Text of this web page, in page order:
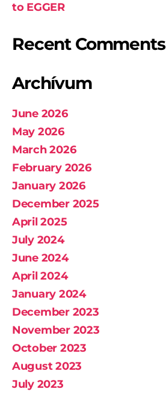
to EGGER
Recent Comments
Archívum
June 2026
May 2026
March 2026
February 2026
January 2026
December 2025
April 2025
July 2024
June 2024
April 2024
January 2024
December 2023
November 2023
October 2023
August 2023
July 2023